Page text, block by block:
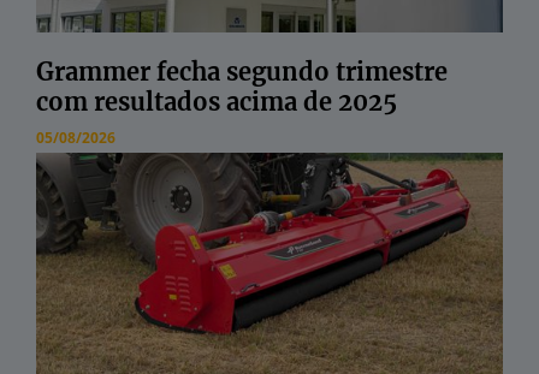
Grammer fecha segundo trimestre
com resultados acima de 2025
05/08/2026